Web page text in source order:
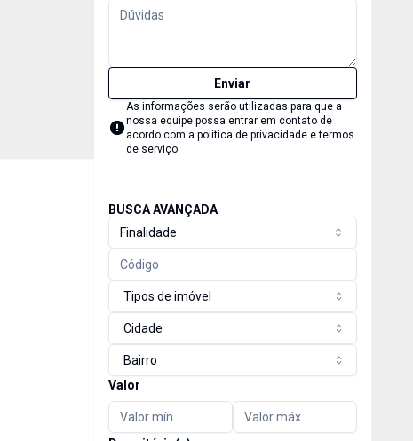
Enviar
As informações serão utilizadas para que a
nossa equipe possa entrar em contato de
acordo com a política de privacidade e termos
de serviço
BUSCA AVANÇADA
Finalidade
Tipos de imóvel
Cidade
Bairro
Valor